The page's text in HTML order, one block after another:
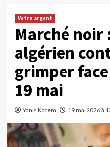
Votre argent
Marché noir
algérien
grimper face
19 mai
Yanis Kacem 19 mai 2026 à